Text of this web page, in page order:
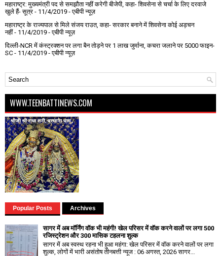
महाराष्ट्र: मुख्यमंत्री पद से समझौता नहीं करेगी बीजेपी, कहा- शिवसेना से चर्चा के लिए दरवाजे
खुले हैं- सूत्र - 11/4/2019 - एबीपी न्यूज़
महाराष्ट्र के राज्यपाल से मिले संजय राउत, कहा- सरकार बनाने में शिवसेना कोई अड़चन
नहीं- 11/4/2019 - एबीपी न्यूज़
दिल्ली-NCR में कंस्ट्रक्शन पर लगा बैन तोड़ने पर 1 लाख जुर्माना, कचरा जलाने पर ₹5000 फाइन-
SC - 11/4/2019 - एबीपी न्यूज़
WWW.TEENBATTINEWS.COM
Popular Posts Archives
सागर में अब मॉर्निंग वॉक भी महंगी! खेल परिसर में वॉक करने वालों पर लगा ₹500
रजिस्ट्रेशन और ₹300 मासिक टहलना शुल्क
सागर में अब स्वस्थ रहना भी हुआ महंगा: खेल परिसर में वॉक करने वालों पर लगा
शुल्क, लोगों में भारी असंतोष तीनबत्ती न्यूज : 06 अगस्त, 2026 सागर...